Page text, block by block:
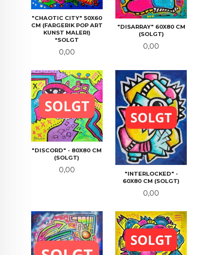
"CHAOTIC CITY" 50X60
CM (FARGERIK POP ART
KUNST MALERI)
*SOLGT
Pris
0,00
"DISARRAY" 60X80 CM
(SOLGT)
Pris
0,00
"DISCORD" - 80X80 CM
(SOLGT)
Pris
0,00
"INTERLOCKED" -
60X80 CM (SOLGT)
Pris
0,00